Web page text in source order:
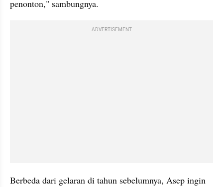
penonton," sambungnya.
ADVERTISEMENT
Berbeda dari gelaran di tahun sebelumnya, Asep ingin